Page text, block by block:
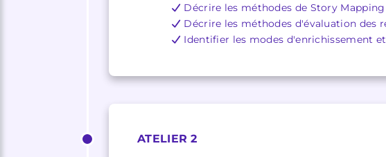
Décrire les méthodes de Story Mapping
Décrire les méthodes d'évaluation des
Identifier les modes d'enrichissement
ATELIER 2